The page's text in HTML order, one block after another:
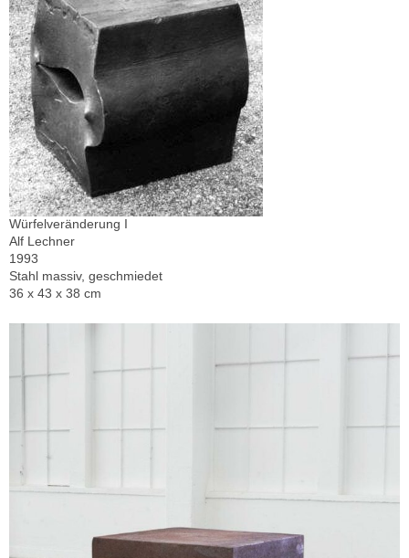
Würfelveränderung I
Alf Lechner
1993
Stahl massiv, geschmiedet
36 x 43 x 38 cm